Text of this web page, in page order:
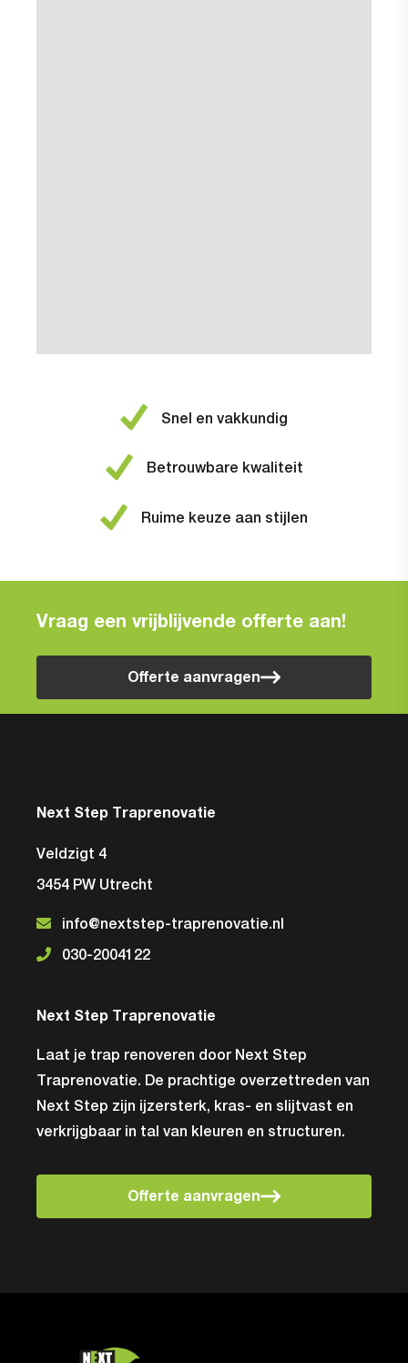
Snel en vakkundig
Betrouwbare kwaliteit
Ruime keuze aan stijlen
Vraag een vrijblijvende offerte aan!
Offerte aanvragen
Next Step Traprenovatie
Veldzigt 4
3454 PW Utrecht
info@nextstep-traprenovatie.nl
030-2004122
Next Step Traprenovatie
Laat je trap renoveren door Next Step
Traprenovatie. De prachtige overzettreden van
Next Step zijn ijzersterk, kras- en slijtvast en
verkrijgbaar in tal van kleuren en structuren.
Offerte aanvragen